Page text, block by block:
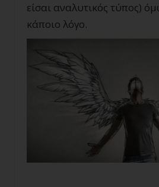
είσαι αναλυτικός τύπος)
κάποιο λόγο.